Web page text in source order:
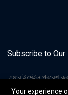
Subscribe to
Your experience